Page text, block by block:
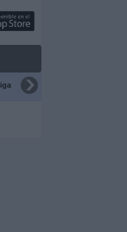
Supercopa de España